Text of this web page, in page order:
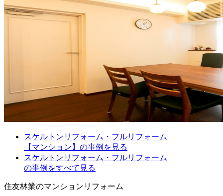
スケルトンリフォーム・フルリフォーム
【マンション】の事例を見る
スケルトンリフォーム・フルリフォーム
の事例をすべて見る
住友林業のマンションリフォーム